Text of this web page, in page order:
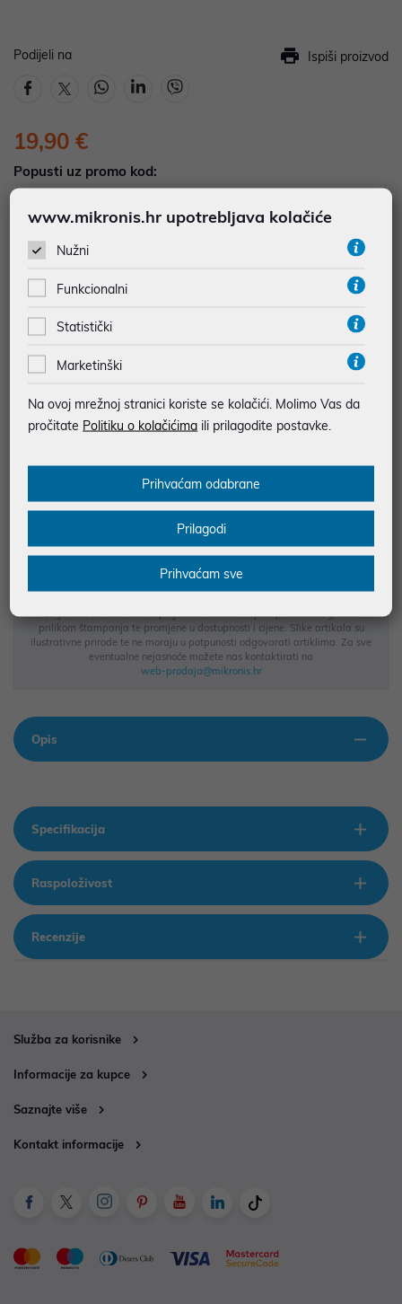
Podijeli na Ispiši proizvod
19,90 €
Popusti uz promo kod:
pay, Virman, Gotovina, Crypto) uz promo kod
"POPUST" , popusti se međusobno ne zbrajaju
Dodajte u košaricu
najam za pravne osobe od 12 do 36 mj. već od
Vidi detalje Pošalji upit
JAMSTVO 12 MJ.
odgovara za eventualne pogreške nastale u opisu proizvoda, greške
prilikom štampanja te promjene u dostupnosti i cijene. Slike artikala su
ilustrativne prirode te ne moraju u potpunosti odgovarati artiklima. Za sve
eventualne nejasnoće možete nas kontaktirati na
web-prodaja@mikronis.hr
Opis
Specifikacija
Raspoloživost
Recenzije
Služba za korisnike
Informacije za kupce
Saznajte više
Kontakt informacije
www.mikronis.hr upotrebljava kolačiće
Nužni
Funkcionalni
Statistički
Marketinški
Na ovoj mrežnoj stranici koriste se kolačići. Molimo Vas da
pročitate Politiku o kolačićima ili prilagodite postavke.
Prihvaćam odabrane
Prilagodi
Prihvaćam sve